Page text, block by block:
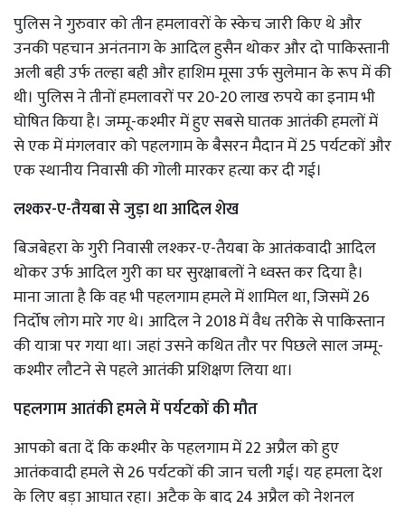
पुलिस ने गुरुवार को तीन हमलावरों के स्केच जारी किए थे और
उनकी पहचान अनंतनाग के आदिल हुसैन थोकर और दो पाकिस्तानी
अली बही उर्फ ​​तल्हा बही और हाशिम मूसा उर्फ ​​सुलेमान के रूप में की
थी। पुलिस ने तीनों हमलावरों पर 20-20 लाख रुपये का इनाम भी
घोषित किया है। जम्मू-कश्मीर में हुए सबसे घातक आतंकी हमलों में
से एक में मंगलवार को पहलगाम के बैसरन मैदान में 25 पर्यटकों और
एक स्थानीय निवासी की गोली मारकर हत्या कर दी गई।
लश्कर-ए-तैयबा से जुड़ा था आदिल शेख
बिजबेहरा के गुरी निवासी लश्कर-ए-तैयबा के आतंकवादी आदिल
थोकर उर्फ ​​आदिल गुरी का घर सुरक्षाबलों ने ध्वस्त कर दिया है।
माना जाता है कि वह भी पहलगाम हमले में शामिल था, जिसमें 26
निर्दोष लोग मारे गए थे। आदिल ने 2018 में वैध तरीके से पाकिस्तान
की यात्रा पर गया था। जहां उसने कथित तौर पर पिछले साल जम्मू-
कश्मीर लौटने से पहले आतंकी प्रशिक्षण लिया था।
पहलगाम आतंकी हमले में पर्यटकों की मौत
आपको बता दें कि कश्मीर के पहलगाम में 22 अप्रैल को हुए
आतंकवादी हमले से 26 पर्यटकों की जान चली गई। यह हमला देश
के लिए बड़ा आघात रहा। अटैक के बाद 24 अप्रैल को नेशनल